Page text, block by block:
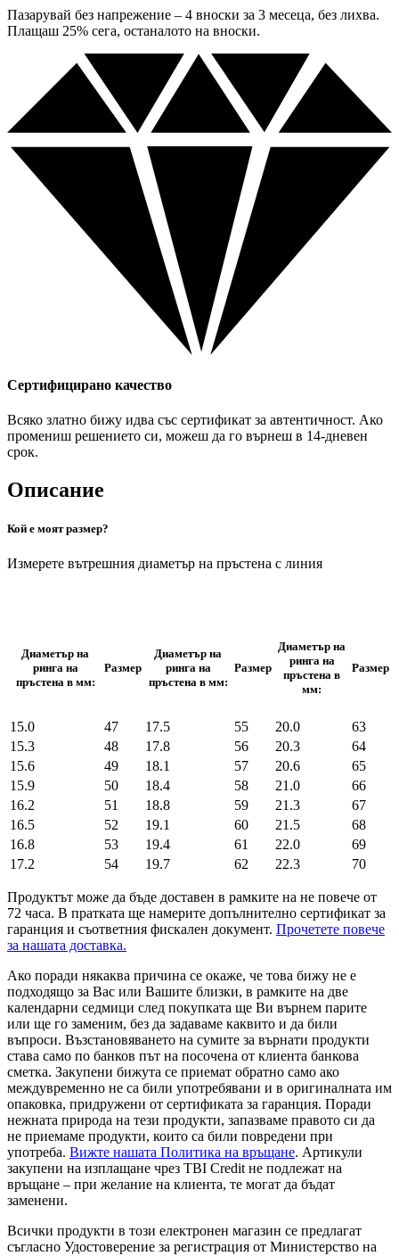
Пазарувай без напрежение – 4 вноски за 3 месеца, без лихва.
Плащаш 25% сега, останалото на вноски.
Сертифицирано качество
Всяко златно бижу идва със сертификат за автентичност. Ако
промениш решението си, можеш да го върнеш в 14-дневен
срок.
Описание
Кой е моят размер?
Измерете вътрешния диаметър на пръстена с линия
Диаметър на
ринга на
пръстена в мм:
Размер
Диаметър на
ринга на
пръстена в мм:
Размер
Диаметър на
ринга на
пръстена в
мм:
Размер
15.0 47 17.5 55 20.0
63
15.3
48 17.8 56 20.3
64
15.6
49 18.1 57 20.6
65
15.9
50 18.4 58 21.0
66
16.2
51 18.8 59 21.3
67
16.5
52 19.1 60 21.5
68
16.8
53 19.4 61 22.0
69
17.2
54 19.7 62 22.3 70
Продуктът може да бъде доставен в рамките на не повече от
72 часа. В пратката ще намерите допълнително сертификат за
гаранция и съответния фискален документ. Прочетете повече
за нашата доставка.
Ако поради някаква причина се окаже, че това бижу не е
подходящо за Вас или Вашите близки, в рамките на две
календарни седмици след покупката ще Ви върнем парите
или ще го заменим, без да задаваме каквито и да били
въпроси. Възстановяването на сумите за върнати продукти
става само по банков път на посочена от клиента банкова
сметка. Закупени бижута се приемат обратно само ако
междувременно не са били употребявани и в оригиналната им
опаковка, придружени от сертификата за гаранция. Поради
нежната природа на тези продукти, запазваме правото си да
не приемаме продукти, които са били повредени при
употреба. Вижте нашата Политика на връщане. Артикули
закупени на изплащане чрез TBI Credit не подлежат на
връщане – при желание на клиента, те могат да бъдат
заменени.
Всички продукти в този електронен магазин се предлагат
съгласно Удостоверение за регистрация от Министерство на